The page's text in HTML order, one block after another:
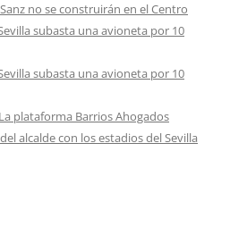
no se construirán en el Centro
subasta una avioneta por 10
subasta una avioneta por 10
La plataforma Barrios Ahogados
alcalde con los estadios del Sevilla